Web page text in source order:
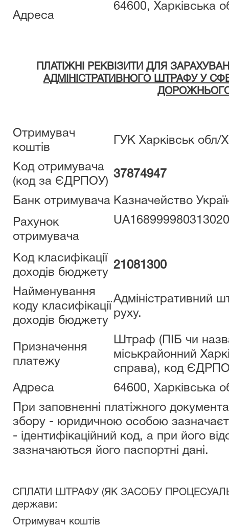
Адреса
64600, Харківська
ПЛАТІЖНІ РЕКВІЗИТИ ДЛЯ
АДМІНІСТРАТИВНОГО ШТРАФУ У
Отримувач
коштів
ГУК Харківськ
Код отримувача
(код за ЄДРПОУ)
37874947
Банк отримувача Казначейство
Рахунок
отримувача
Код класифікації
доходів бюджету
21081300
Найменування
коду класифікації
доходів бюджету
Адміністративний
руху.
Призначення
платежу
Штраф (ПІБ чи назва
міськрайонний
справа), код
Адреса
64600, Харківська
При заповненні платіжного
збору - юридичною особою
- ідентифікаційний код, а при його
зазначаються його паспортні дані.
СПЛАТИ ШТРАФУ (ЯК ЗАСОБУ
держави:
Отримувач коштів